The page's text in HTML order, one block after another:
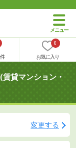
0
お気に入り
(賃貸マンション・
変更する